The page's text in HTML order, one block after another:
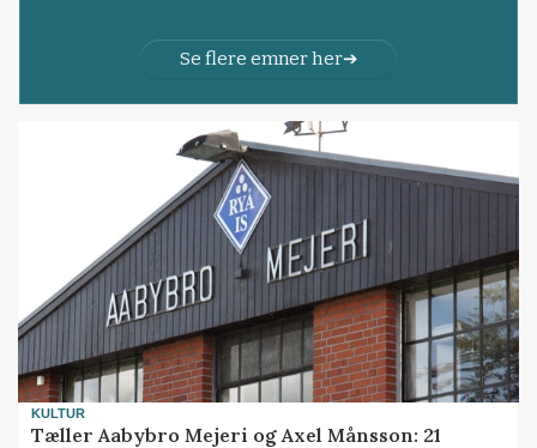
Se flere emner her
KULTUR
Tæller Aabybro Mejeri og Axel Månsson: 21